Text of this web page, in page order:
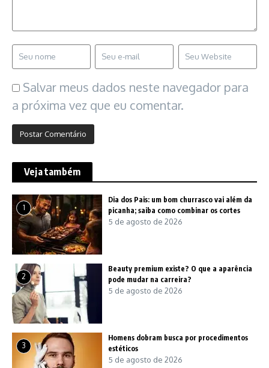
Salvar meus dados neste navegador para
a próxima vez que eu comentar.
Veja também
1
Dia dos Pais: um bom churrasco vai além da
picanha; saiba como combinar os cortes
5 de agosto de 2026
2
Beauty premium existe? O que a aparência
pode mudar na carreira?
5 de agosto de 2026
3
Homens dobram busca por procedimentos
estéticos
5 de agosto de 2026